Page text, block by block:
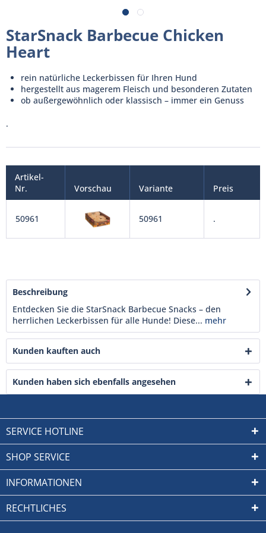
StarSnack Barbecue Chicken
Heart
rein natürliche Leckerbissen für Ihren Hund
hergestellt aus magerem Fleisch und besonderen Zutaten
ob außergewöhnlich oder klassisch – immer ein Genuss
.
Artikel-
Nr.
Vorschau Variante Preis
50961 50961 .
Beschreibung
Entdecken Sie die StarSnack Barbecue Snacks – den
herrlichen Leckerbissen für alle Hunde! Diese... mehr
Kunden kauften auch
Kunden haben sich ebenfalls angesehen
SERVICE HOTLINE
SHOP SERVICE
INFORMATIONEN
RECHTLICHES